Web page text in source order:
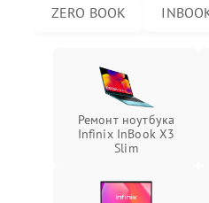
ZERO BOOK
Ремонт ноутбука
Infinix InBook X3
Slim